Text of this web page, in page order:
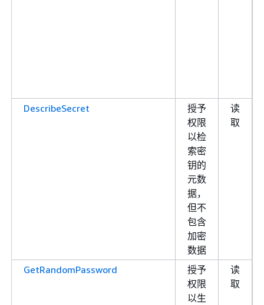
DescribeSecret
授予
权限
以检
索密
钥的
元数
据，
但不
包含
加密
数据
读
取
GetRandomPassword
授予
权限
以生
读
取